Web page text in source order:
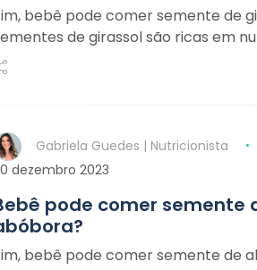
bebê pode comer semente de
de girassol são ricas em
Gabriela Guedes | Nutricionista
dezembro 2023
pode comer semente
bebê pode comer semente de